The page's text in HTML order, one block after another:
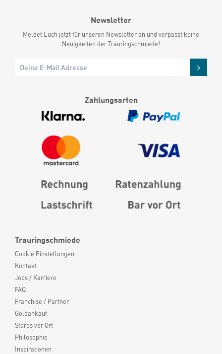
Trauringschmiede
Cookie Einstellungen
Kontakt
Jobs / Karriere
FAQ
Franchise / Partner
Goldankauf
Stores vor Ort
Philosophie
Inspirationen
Newsletter
Meldet Euch jetzt für unseren Newsletter an und verpasst keine
Neuigkeiten der Trauringschmiede!
Zahlungsarten